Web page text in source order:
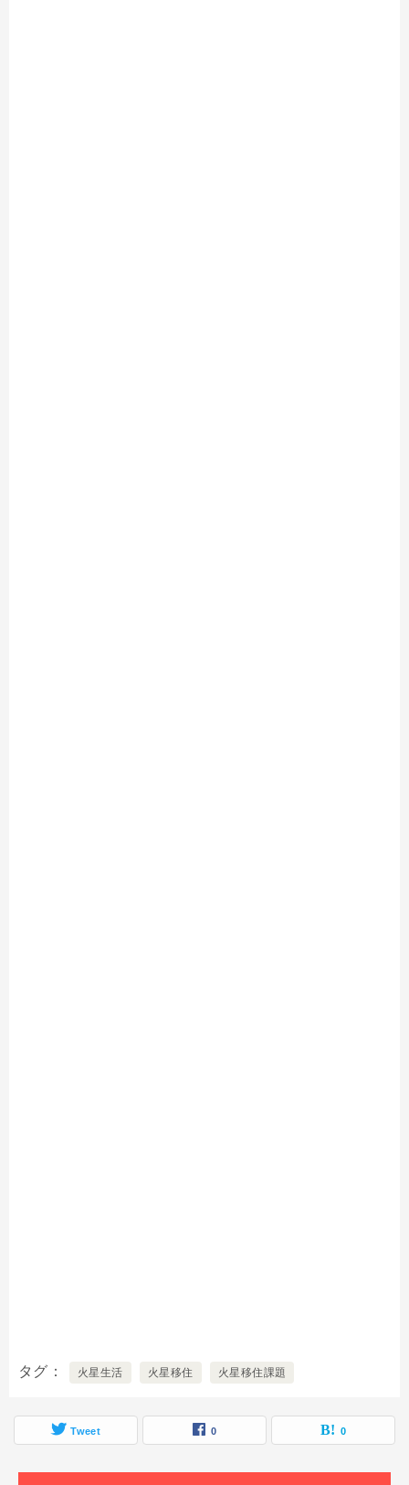
タグ 火星生活 火星移住 火星移住課題
Tweet 0 0